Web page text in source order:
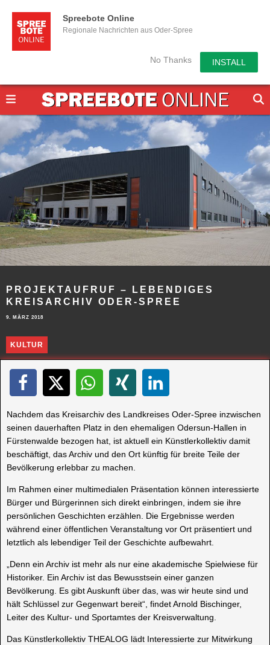
Spreebote Online
Regionale Nachrichten aus Oder-Spree
No Thanks INSTALL
PROJEKTAUFRUF – LEBENDIGES
KREISARCHIV ODER-SPREE
9. MÄRZ 2018
KULTUR
Nachdem das Kreisarchiv des Landkreises Oder-Spree inzwischen
seinen dauerhaften Platz in den ehemaligen Odersun-Hallen in
Fürstenwalde bezogen hat, ist aktuell ein Künstlerkollektiv damit
beschäftigt, das Archiv und den Ort künftig für breite Teile der
Bevölkerung erlebbar zu machen.
Im Rahmen einer multimedialen Präsentation können interessierte
Bürger und Bürgerinnen sich direkt einbringen, indem sie ihre
persönlichen Geschichten erzählen. Die Ergebnisse werden
während einer öffentlichen Veranstaltung vor Ort präsentiert und
letztlich als lebendiger Teil der Geschichte aufbewahrt.
„Denn ein Archiv ist mehr als nur eine akademische Spielwiese für
Historiker. Ein Archiv ist das Bewusstsein einer ganzen
Bevölkerung. Es gibt Auskunft über das, was wir heute sind und
hält Schlüssel zur Gegenwart bereit“, findet Arnold Bischinger,
Leiter des Kultur- und Sportamtes der Kreisverwaltung.
Das Künstlerkollektiv THEALOG lädt Interessierte zur Mitwirkung